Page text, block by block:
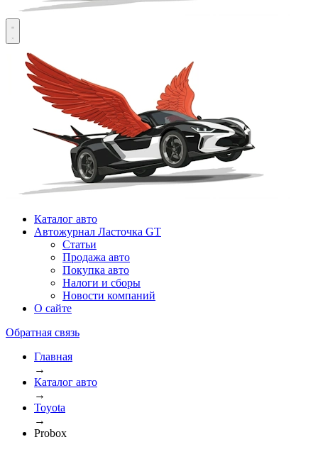
Каталог авто
Автожурнал Ласточка GT
Статьи
Продажа авто
Покупка авто
Налоги и сборы
Новости компаний
О сайте
Обратная связь
Главная
→
Каталог авто
→
Toyota
→
Probox